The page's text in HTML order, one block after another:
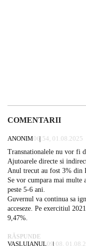
COMENTARII
ANONIM06:54, 01.08.2025
Transnationalele nu vor fi
Ajutoarele directe si
Anul trecut au fost 3% din
Se vor cumpara mai
peste 5-6 ani.
Guvernul va continua sa
acceseze. Pe exercitiul
9,47%.
RĂSPUNDE
VASLUIANUL09:08,